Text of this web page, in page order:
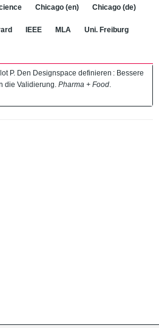
Chicago (en) Chicago (de)
IEEE MLA Uni. Freiburg
P. Den Designspace definieren : Bessere
die Validierung. Pharma + Food